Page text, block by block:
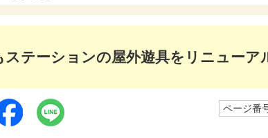
ステーションの屋外遊具をリニューア
ページ番